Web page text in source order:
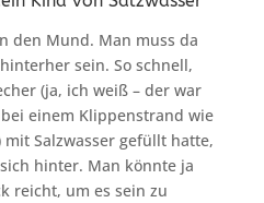
den Mund. Man muss da
sein. So schnell,
(ja, ich weiß – der war
einem Klippenstrand wie
Salzwasser gefüllt hatte,
hinter. Man könnte ja
reicht, um es sein zu